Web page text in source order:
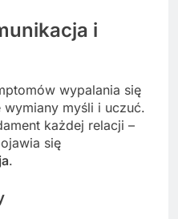
i
wypalania się
myśli i uczuć.
każdej relacji –
się
.